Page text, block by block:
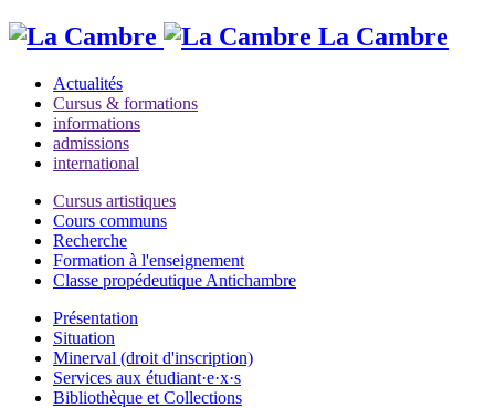
La Cambre
Actualités
Cursus & formations
informations
admissions
international
Cursus artistiques
Cours communs
Recherche
Formation à l'enseignement
Classe propédeutique Antichambre
Présentation
Situation
Minerval (droit d'inscription)
Services aux étudiant·e·x·s
Bibliothèque et Collections